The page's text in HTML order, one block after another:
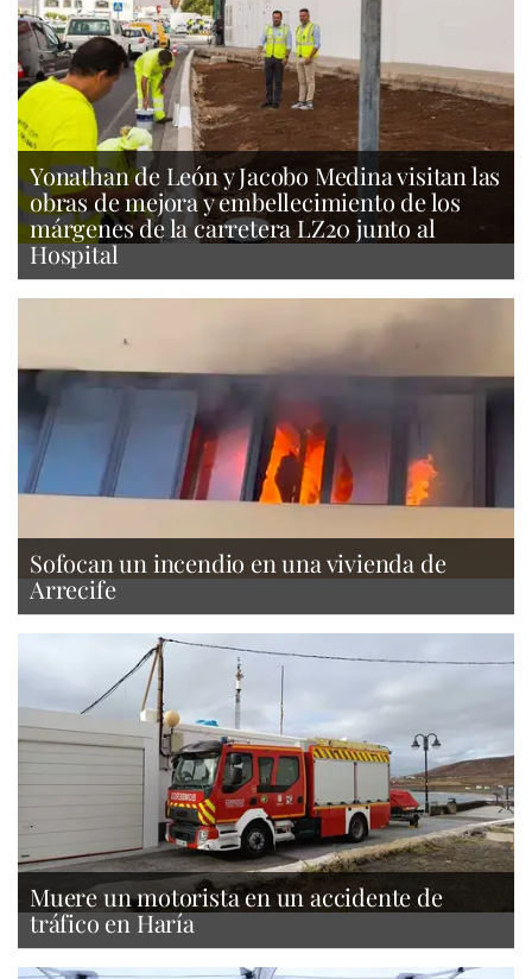
Yonathan de León y Jacobo Medina visitan las
obras de mejora y embellecimiento de los
márgenes de la carretera LZ20 junto al
Hospital
Sofocan un incendio en una vivienda de
Arrecife
Muere un motorista en un accidente de
tráfico en Haría